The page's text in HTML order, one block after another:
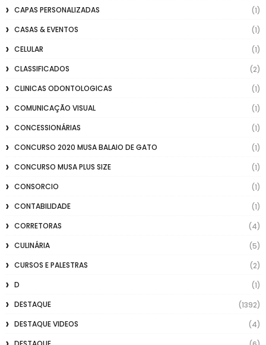
CAPAS PERSONALIZADAS
(1)
CASAS & EVENTOS
(1)
CELULAR
(1)
CLASSIFICADOS
(2)
CLINICAS ODONTOLOGICAS
(1)
COMUNICAÇÃO VISUAL
(1)
CONCESSIONÁRIAS
(1)
CONCURSO 2020 MUSA BALAIO DE GATO
(1)
CONCURSO MUSA PLUS SIZE
(1)
CONSORCIO
(1)
CONTABILIDADE
(1)
CORRETORAS
(4)
CULINÁRIA
(5)
CURSOS E PALESTRAS
(2)
D
(1)
DESTAQUE
(1392)
DESTAQUE VIDEOS
(4)